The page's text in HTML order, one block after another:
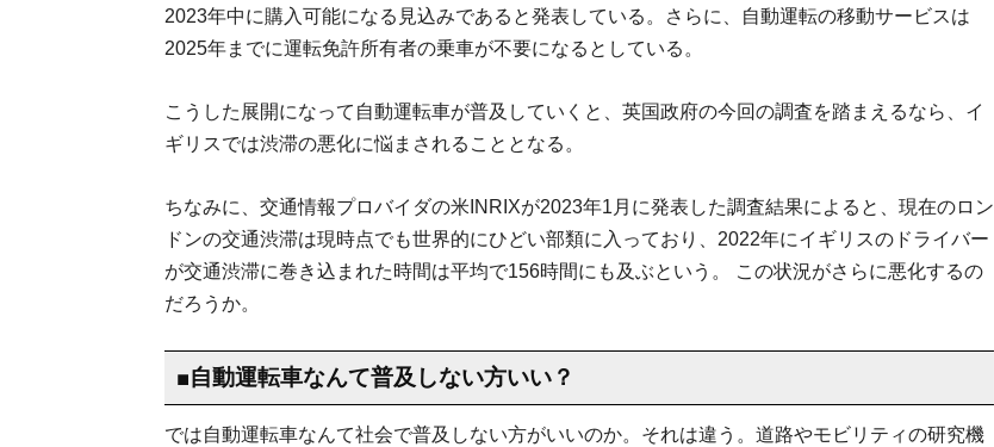
2023年中に購入可能になる見込みであると発表している。さらに、自動運転の移動サービスは
2025年までに運転免許所有者の乗車が不要になるとしている。
こうした展開になって自動運転車が普及していくと、英国政府の今回の調査を踏まえるなら、イ
ギリスでは渋滞の悪化に悩まされることとなる。
ちなみに、交通情報プロバイダの米INRIXが2023年1月に発表した調査結果によると、現在のロン
ドンの交通渋滞は現時点でも世界的にひどい部類に入っており、2022年にイギリスのドライバー
が交通渋滞に巻き込まれた時間は平均で156時間にも及ぶという。 この状況がさらに悪化するの
だろうか。
■自動運転車なんて普及しない方いい？
では自動運転車なんて社会で普及しない方がいいのか。それは違う。道路やモビリティの研究機